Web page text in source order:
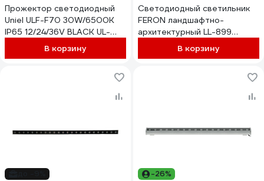
Прожектор светодиодный
Uniel ULF-F70 30W/6500K
IP65 12/24/36V BLACK UL-
00012873В корзину
Светодиодный светильник
FERON ландшафтно-
архитектурный LL-899
DC24V 48W RGBW IP65,
В корзину
-26%